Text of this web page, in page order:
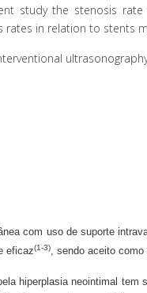
study the stenosis rate
in relation to stents
com uso de suporte
eficaz(1-3) , sendo aceito
hiperplasia neointimal tem